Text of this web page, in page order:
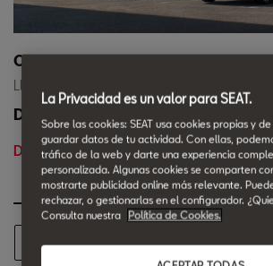
Ofertas Coches Nuevos con
Desde 18.400 €*
Descúbrelo en Galdakauto
Ver todas las ofertas
La Privacidad es un valor para SEAT.
Sobre las cookies: SEAT usa cookies propias y
guardar datos de tu actividad. Con ellas,
tráfico de la web y darte una experiencia
personalizada. Algunas cookies se comparten
mostrarte publicidad online más relevante.
rechazar, o gestionarlas en el configurador.
Consulta nuestra
Política de Cookies.